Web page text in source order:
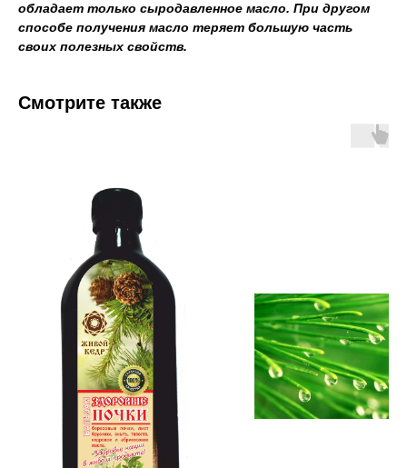
обладает только сыродавленное масло. При другом
способе получения масло теряет большую часть
своих полезных свойств.
Смотрите также